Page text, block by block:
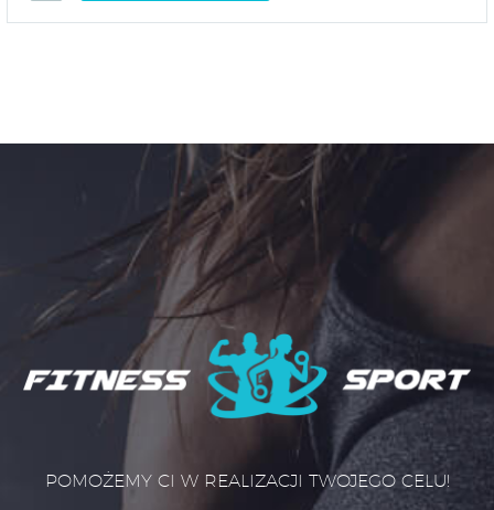
POMOŻEMY CI W REALIZACJI TWOJEGO CELU!